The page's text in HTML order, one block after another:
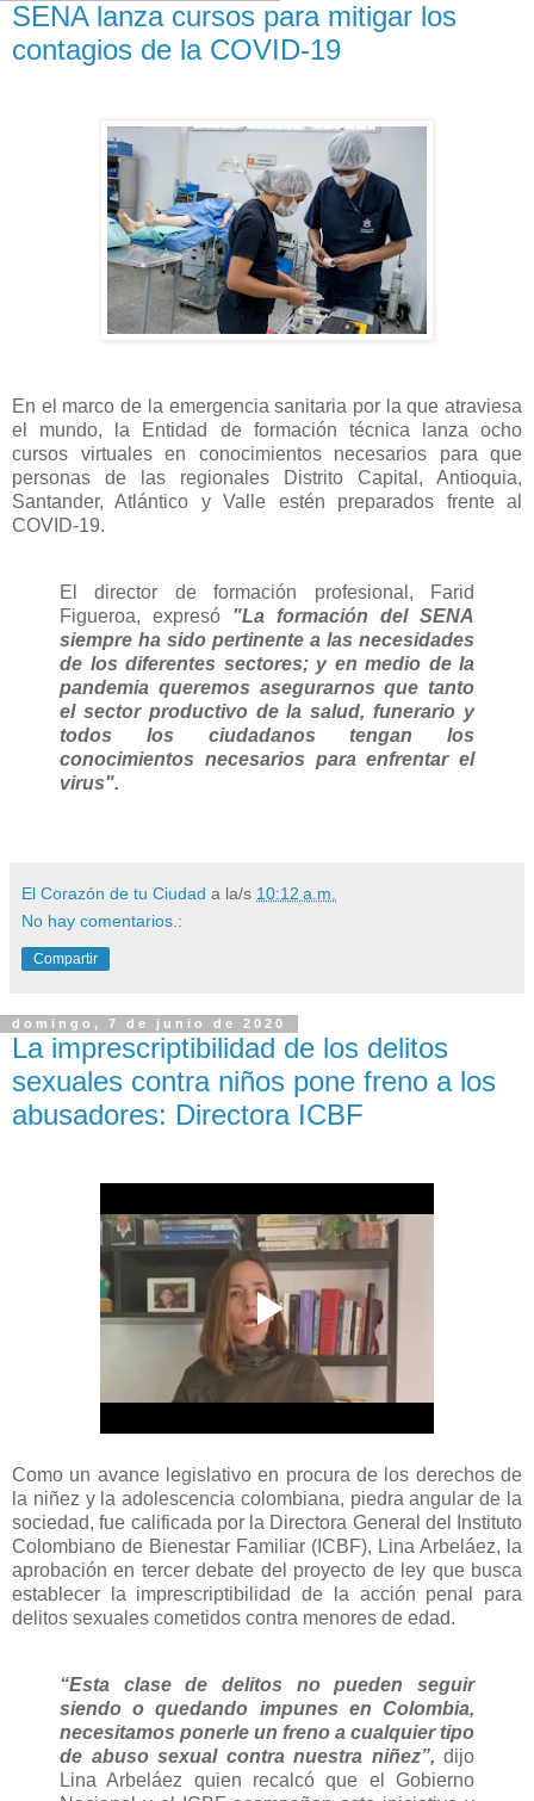
SENA lanza cursos para mitigar los
contagios de la COVID-19
En el marco de la emergencia sanitaria por la que atraviesa
el mundo, la Entidad de formación técnica lanza ocho
cursos virtuales en conocimientos necesarios para que
personas de las regionales Distrito Capital, Antioquia,
Santander, Atlántico y Valle estén preparados frente al
COVID-19.
El director de formación profesional, Farid
Figueroa, expresó "La formación del SENA
siempre ha sido pertinente a las necesidades
de los diferentes sectores; y en medio de la
pandemia queremos asegurarnos que tanto
el sector productivo de la salud, funerario y
todos los ciudadanos tengan los
conocimientos necesarios para enfrentar el
virus".
El Corazón de tu Ciudad a la/s 10:12 a.m.
No hay comentarios.:
Compartir
domingo, 7 de junio de 2020
La imprescriptibilidad de los delitos
sexuales contra niños pone freno a los
abusadores: Directora ICBF
Como un avance legislativo en procura de los derechos de
la niñez y la adolescencia colombiana, piedra angular de la
sociedad, fue calificada por la Directora General del Instituto
Colombiano de Bienestar Familiar (ICBF), Lina Arbeláez, la
aprobación en tercer debate del proyecto de ley que busca
establecer la imprescriptibilidad de la acción penal para
delitos sexuales cometidos contra menores de edad.
“Esta clase de delitos no pueden seguir
siendo o quedando impunes en Colombia,
necesitamos ponerle un freno a cualquier tipo
de abuso sexual contra nuestra niñez”, dijo
Lina Arbeláez quien recalcó que el Gobierno